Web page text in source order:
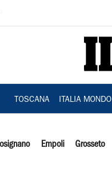
TOSCANA ITALIA MONDO
Empoli Grosseto